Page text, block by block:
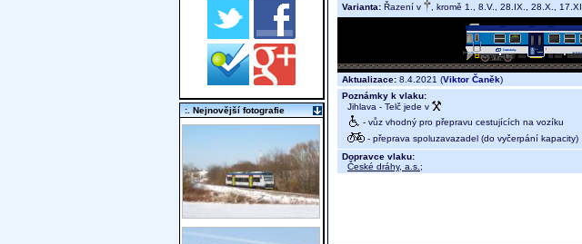
Varianta: Řazení v , kromě 1., 8.V., 28.IX., 28.X., 17.XI.
Aktualizace: 8.4.2021 (Viktor Čaněk)
Poznámky k vlaku:
Jihlava - Telč jede v
- vůz vhodný pro přepravu cestujících na vozíku
- přeprava spoluzavazadel (do vyčerpání kapacity)
Dopravce vlaku:
České dráhy, a.s. ;
:. Nejnovější fotografie